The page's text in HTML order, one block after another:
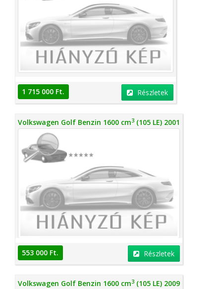
1 715 000 Ft. Részletek
Volkswagen Golf Benzin 1600 cm3 (105 LE) 2001
553 000 Ft. Részletek
Volkswagen Golf Benzin 1600 cm3 (105 LE) 2009